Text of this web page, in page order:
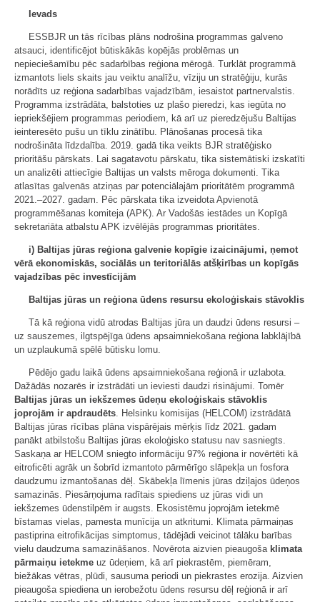
Ievads
ESSBJR un tās rīcības plāns nodrošina programmas galveno
atsauci, identificējot būtiskākās kopējās problēmas un
nepieciešamību pēc sadarbības reģiona mērogā. Turklāt programmā
izmantots liels skaits jau veiktu analīžu, vīziju un stratēģiju, kurās
norādīts uz reģiona sadarbības vajadzībām, iesaistot partnervalstis.
Programma izstrādāta, balstoties uz plašo pieredzi, kas iegūta no
iepriekšējiem programmas periodiem, kā arī uz pieredzējušu Baltijas
ieinteresēto pušu un tīklu zinātību. Plānošanas procesā tika
nodrošināta līdzdalība. 2019. gadā tika veikts BJR stratēģisko
prioritāšu pārskats. Lai sagatavotu pārskatu, tika sistemātiski izskatīti
un analizēti attiecīgie Baltijas un valsts mēroga dokumenti. Tika
atlasītas galvenās atziņas par potenciālajām prioritātēm programmā
2021.–2027. gadam. Pēc pārskata tika izveidota Apvienotā
programmēšanas komiteja (APK). Ar Vadošās iestādes un Kopīgā
sekretariāta atbalstu APK izvēlējās programmas prioritātes.
i) Baltijas jūras reģiona galvenie kopīgie izaicinājumi, ņemot
vērā ekonomiskās, sociālās un teritoriālās atšķirības un kopīgās
vajadzības pēc investīcijām
Baltijas jūras un reģiona ūdens resursu ekoloģiskais stāvoklis
Tā kā reģiona vidū atrodas Baltijas jūra un daudzi ūdens resursi –
uz sauszemes, ilgtspējīga ūdens apsaimniekošana reģiona labklājībā
un uzplaukumā spēlē būtisku lomu.
Pēdējo gadu laikā ūdens apsaimniekošana reģionā ir uzlabota.
Dažādās nozarēs ir izstrādāti un ieviesti daudzi risinājumi. Tomēr
Baltijas jūras un iekšzemes ūdeņu ekoloģiskais stāvoklis
joprojām ir apdraudēts. Helsinku komisijas (HELCOM) izstrādātā
Baltijas jūras rīcības plāna vispārējais mērķis līdz 2021. gadam
panākt atbilstošu Baltijas jūras ekoloģisko statusu nav sasniegts.
Saskaņa ar HELCOM sniegto informāciju 97% reģiona ir novērtēti kā
eitroficēti agrāk un šobrīd izmantoto pārmērīgo slāpekļa un fosfora
daudzumu izmantošanas dēļ. Skābekļa līmenis jūras dziļajos ūdeņos
samazinās. Piesārņojuma radītais spiediens uz jūras vidi un
iekšzemes ūdenstilpēm ir augsts. Ekosistēmu joprojām ietekmē
bīstamas vielas, pamesta munīcija un atkritumi. Klimata pārmaiņas
pastiprina eitrofikācijas simptomus, tādējādi veicinot tālāku barības
vielu daudzuma samazināšanos. Novērota aizvien pieaugoša klimata
pārmaiņu ietekme uz ūdeņiem, kā arī piekrastēm, piemēram,
biežākas vētras, plūdi, sausuma periodi un piekrastes erozija. Aizvien
pieaugoša spiediena un ierobežotu ūdens resursu dēļ reģionā ir arī